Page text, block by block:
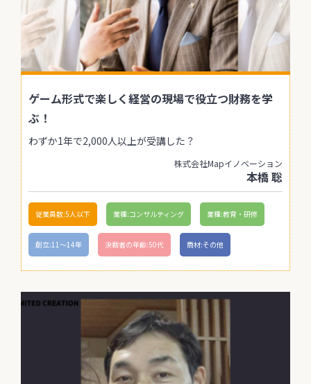
ゲーム形式で楽しく経営の現場で役立つ財務を学
ぶ！
わずか1年で2,000人以上が受講した？
株式会社Mapイノベーション
本橋 聡
従業員数:5人以下 業種:コンサルティング 業種:教育・研修
創立:11〜14年 決裁者の年齢:50代 商材:その他